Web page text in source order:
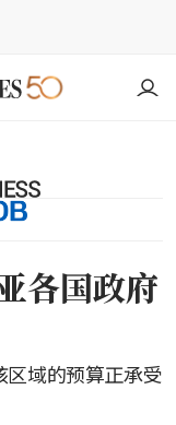
各国政府
域的预算正承受